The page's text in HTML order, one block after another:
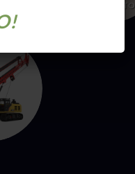
SOLLEVAMENTO